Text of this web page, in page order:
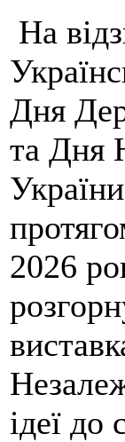
На
Дня
та Дня
2026
ідеї до